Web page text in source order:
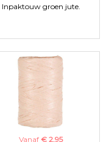
Inpaktouw groen jute.
Vanaf € 2,95